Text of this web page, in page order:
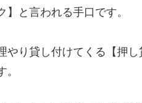
と言われる手口です。
り貸し付けてくる【押し